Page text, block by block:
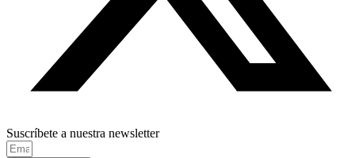
Suscríbete a nuestra newsletter